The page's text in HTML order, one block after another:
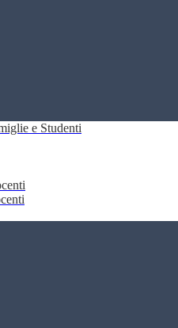
e Studenti